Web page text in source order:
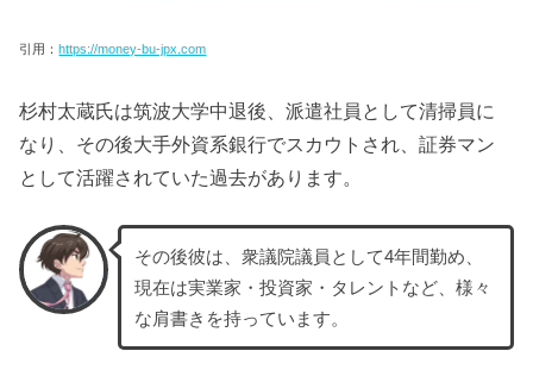
引用：https://money-bu-jpx.com
杉村太蔵氏は筑波大学中退後、派遣社員として清掃員に
なり、その後大手外資系銀行でスカウトされ、証券マン
として活躍されていた過去があります。
その後彼は、衆議院議員として4年間勤め、
現在は実業家・投資家・タレントなど、様々
な肩書きを持っています。